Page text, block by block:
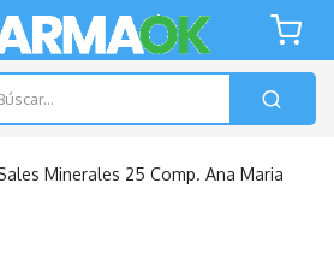
Minerales 25 Comp. Ana Maria